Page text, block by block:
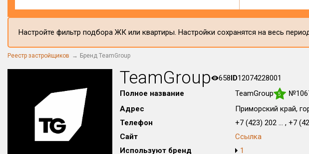
Настройте фильтр подбора ЖК или квартиры. Настройки сохранятся на весь
Реестр застройщиков Бренд TeamGroup
TeamGroup 658ID12074228001
Полное название
TeamGroup 5
Адрес
Приморский край,
Телефон
+7 (423) 202 ... , +7
Сайт
Ссылка
Используют бренд
1